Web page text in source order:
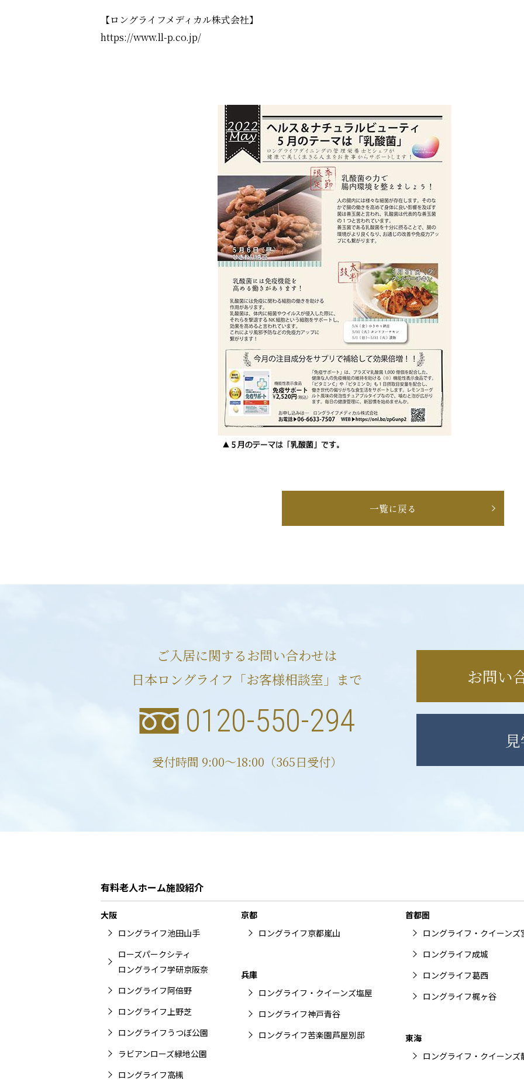
【ロングライフメディカル株式会社】
https://www.ll-p.co.jp/
一覧に戻る
ご入居に関するお問い合わせは
日本ロングライフ「お客様相談室」まで
0120-550-294
受付時間 9:00〜18:00（365日受付）
お問い
有料老人ホーム施設紹介
大阪
ロングライフ池田山手
ローズパークシティ
ロングライフ学研京阪奈
ロングライフ阿倍野
ロングライフ上野芝
ロングライフうつぼ公園
ラビアンローズ緑地公園
ロングライフ高槻
京都
ロングライフ京都嵐山
兵庫
ロングライフ・クイーンズ塩屋
ロングライフ神戸青谷
ロングライフ苦楽園芦屋別邸
首都圏
ロングライフ・クイーンズ
ロングライフ成城
ロングライフ葛西
ロングライフ梶ヶ谷
東海
ロングライフ・クイーンズ